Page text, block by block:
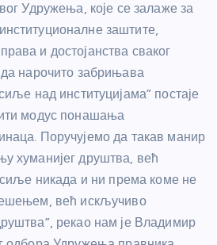
Удружења, које се залаже за
заштите,
и достојанства сваког
нарочито забрињава
над институцијама” постаје
модус понашања
Поручујемо да такав манир
хуманијег друштва, већ
никада и ни према коме не
већ искључиво
рекао нам је Владимир